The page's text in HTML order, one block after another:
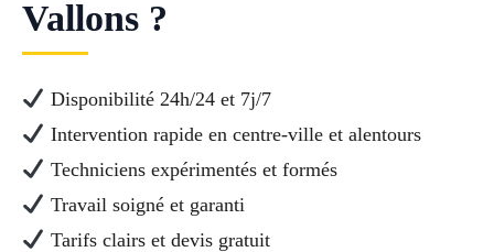
Vallons ?
Disponibilité 24h/24 et 7j/7
Intervention rapide en centre-ville et alentours
Techniciens expérimentés et formés
Travail soigné et garanti
Tarifs clairs et devis gratuit